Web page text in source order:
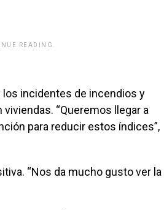
READING.
incidentes de incendios y
“Queremos llegar a
para reducir estos índices”,
“Nos da mucho gusto ver la